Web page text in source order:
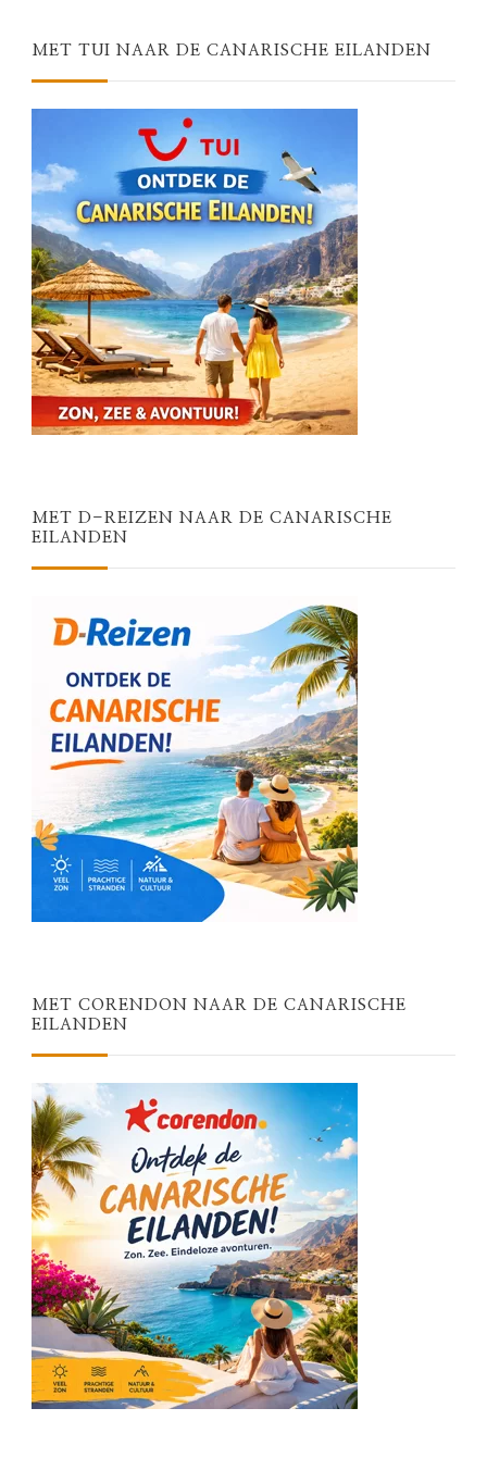
MET TUI NAAR DE CANARISCHE EILANDEN
MET D-REIZEN NAAR DE CANARISCHE
EILANDEN
MET CORENDON NAAR DE CANARISCHE
EILANDEN